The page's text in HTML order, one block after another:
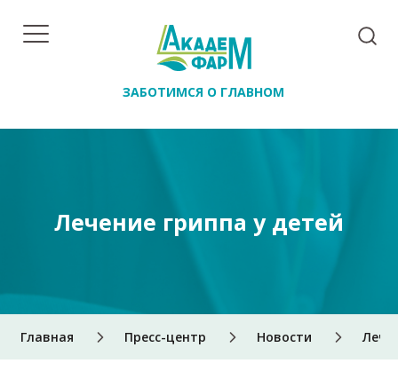
ЗАБОТИМСЯ О ГЛАВНОМ
Главная Пресс-центр Новости
Лечение гриппа у детей